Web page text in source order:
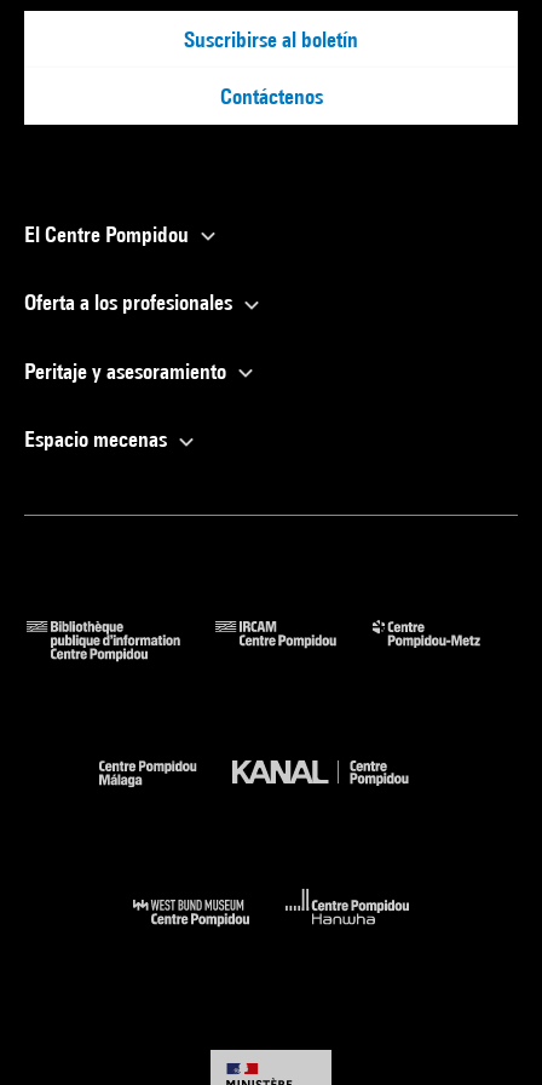
Suscribirse al boletín
Contáctenos
El Centre Pompidou
Oferta a los profesionales
Peritaje y asesoramiento
Espacio mecenas